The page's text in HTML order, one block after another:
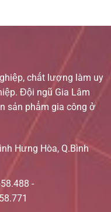
chất lượng làm uy
Đội ngũ Gia Lâm
sản phẩm gia công ở
Hưng Hòa, Q.Bình
-